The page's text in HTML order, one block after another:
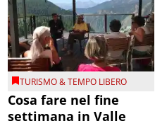
TURISMO & TEMPO LIBERO
Cosa fare nel fine
settimana in Valle